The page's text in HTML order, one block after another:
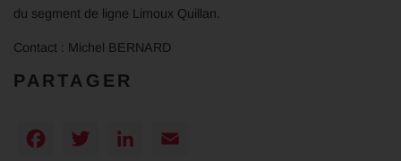
du segment de ligne Limoux Quillan.
Contact : Michel BERNARD
PARTAGER
Facebook
TwitterLinkedIn